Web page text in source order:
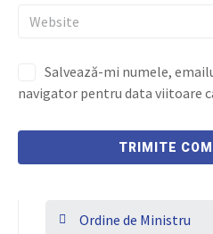
Salvează-mi numele,
navigator pentru data viitoare
Ordine de Ministru